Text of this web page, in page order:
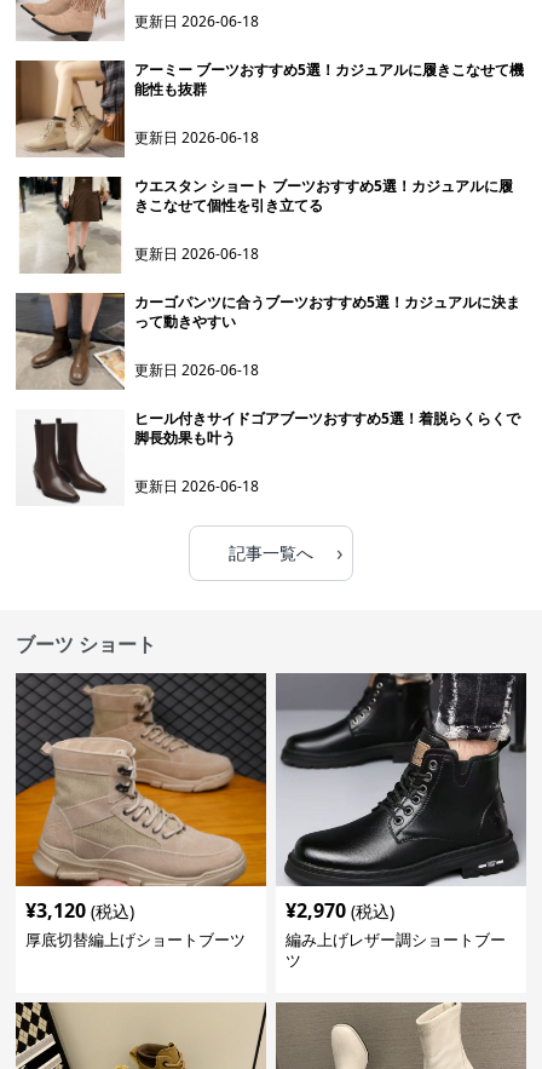
更新日2026-06-18
アーミー ブーツおすすめ5選！カジュアルに履きこなせて機
能性も抜群
更新日2026-06-18
ウエスタン ショート ブーツおすすめ5選！カジュアルに履
きこなせて個性を引き立てる
更新日2026-06-18
カーゴパンツに合うブーツおすすめ5選！カジュアルに決ま
って動きやすい
更新日2026-06-18
ヒール付きサイドゴアブーツおすすめ5選！着脱らくらくで
脚長効果も叶う
更新日2026-06-18
記事一覧へ ›
ブーツ ショート
¥3,120 (税込)
厚底切替編上げショートブーツ
¥2,970 (税込)
編み上げレザー調ショートブー
ツ